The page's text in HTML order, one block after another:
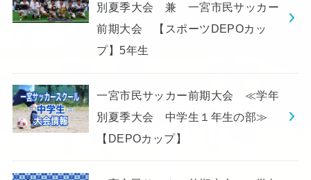
別夏季大会 兼 一宮市民サッカー
前期大会 【スポーツDEPOカッ
プ】5年生
一宮市民サッカー前期大会 ≪学年
別夏季大会 中学生１年生の部≫
【DEPOカップ】